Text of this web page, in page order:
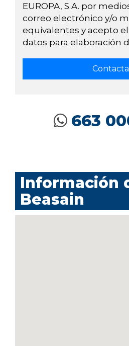
EUROPA, S.A. por
correo electrónico y/o
equivalentes y acepto
datos para elaboración
663
Información
Beasain